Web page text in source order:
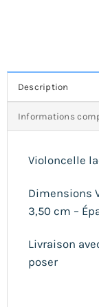
Description
Informations
Violoncelle
Dimensions
3,50 cm –
Livraison
poser